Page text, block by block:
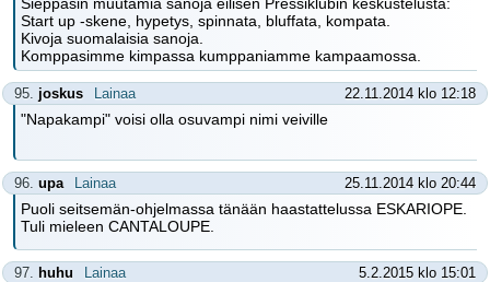
Start up -skene, hypetys, spinnata, bluffata, kompata.
Kivoja suomalaisia sanoja.
Komppasimme kimpassa kumppaniamme kampaamossa.
95. joskus Lainaa 22.11.2014 klo 12:18
"Napakampi" voisi olla osuvampi nimi veiville
96. upa Lainaa 25.11.2014 klo 20:44
Puoli seitsemän-ohjelmassa tänään haastattelussa ESKARIOPE.
Tuli mieleen CANTALOUPE.
97. huhu Lainaa 5.2.2015 klo 15:01